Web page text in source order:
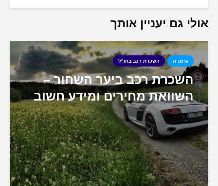
אולי גם יעניין אותך
גרמניה השכרת רכב בחו"ל
השכרת רכב ביער השחור –
השוואת מחירים ומידע חשוב